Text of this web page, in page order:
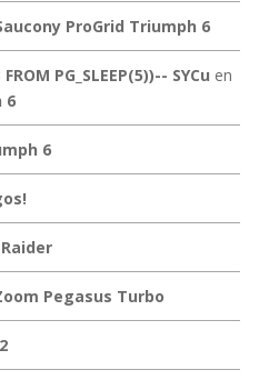
ProGrid Triumph 6
PG_SLEEP(5))-- SYCu en
6
6
Pegasus Turbo